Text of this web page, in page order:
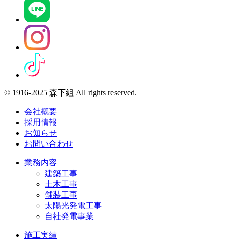
© 1916-2025 森下組 All rights reserved.
会社概要
採用情報
お知らせ
お問い合わせ
業務内容
建築工事
土木工事
舗装工事
太陽光発電工事
自社発電事業
施工実績